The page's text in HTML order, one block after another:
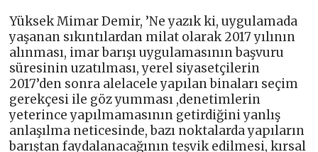
Yüksek Mimar Demir, ’Ne yazık ki, uygulamada
yaşanan sıkıntılardan milat olarak 2017 yılının
alınması, imar barışı uygulamasının başvuru
süresinin uzatılması, yerel siyasetçilerin
2017’den sonra alelacele yapılan binaları seçim
gerekçesi ile göz yumması ,denetimlerin
yeterince yapılmamasının getirdiğini yanlış
anlaşılma neticesinde, bazı noktalarda yapıların
barıştan faydalanacağının teşvik edilmesi, kırsal